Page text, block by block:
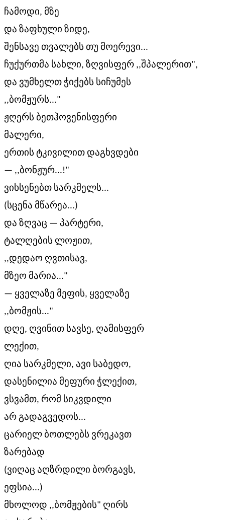
ჩამოდი, მზე
და ზაფხული ზიდე,
შენსავე თვალებს თუ მოერევი...
ჩუქურთმა სახლი, ზღვისფერ ,,შპალერით",
და ვუმხელთ ჭიქებს სიჩუმეს
,,ბომჟურს..."
ჟღერს ბეთჰოვენისფერი
მალერი,
ერთის ტკივილით დაგხვდები
— ,,ბონჟურ...!"
ვიხსენებთ სარკმელს...
(სცენა მწარეა...)
და ზღვაც — პარტერი,
ტალღების ლოჟით,
,,დედაო ღვთისავ,
მზეო მარია..."
— ყველაზე მეფის, ყველაზე
,,ბომჟის..."
დღე, ღვინით სავსე, ღამისფერ
ლექით,
ღია სარკმელი, ავი საბედო,
დასენილია მეფური ჭლექით,
ვსვამთ, რომ სიკვდილი
არ გადაგვედოს...
ცარიელ ბოთლებს ვრეკავთ
ზარებად
(ვიღაც აღზრდილი ბორგავს,
ეფსია...)
მხოლოდ ,,ბომჟების" ღირს